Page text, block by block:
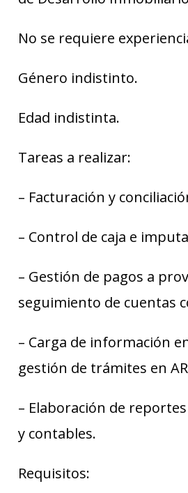
No se requiere
Género indistinto.
Edad indistinta.
Tareas a realizar:
– Facturación y
– Control de caja e
– Gestión de pagos a
seguimiento de cuentas
– Carga de información
gestión de trámites en
– Elaboración de
y contables.
Requisitos: